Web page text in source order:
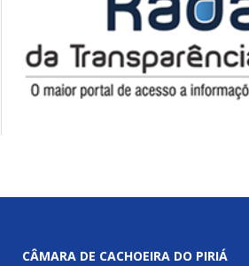
CÂMARA DE CACHOEIRA DO PIRIÁ